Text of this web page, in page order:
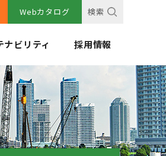
Webカタログ 検索
ナビリティ 採用情報